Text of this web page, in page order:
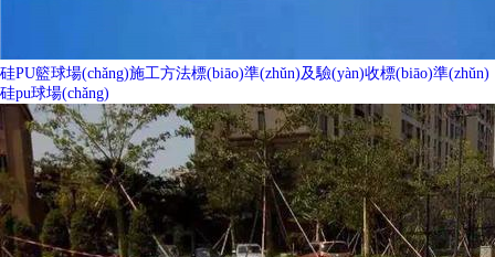
硅PU籃球場(chǎng)施工方法標(biāo)準(zhǔn)及驗(yàn)收標(biāo)準(zhǔn)
硅pu球場(chǎng)